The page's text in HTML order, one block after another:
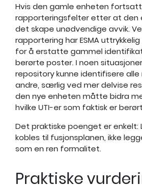
Hvis den gamle enheten
rapporteringsfelter etter at den
det skape unødvendige avvik.
rapportering har ESMA
for å erstatte gammel
berørte poster. I noen
repository kunne identifisere
andre, særlig ved mer delvise
den nye enheten måtte bidra
hvilke UTI-er som faktisk er
Det praktiske poenget er enkelt:
kobles til fusjonsplanen, ikke
som en ren formalitet.
Praktiske